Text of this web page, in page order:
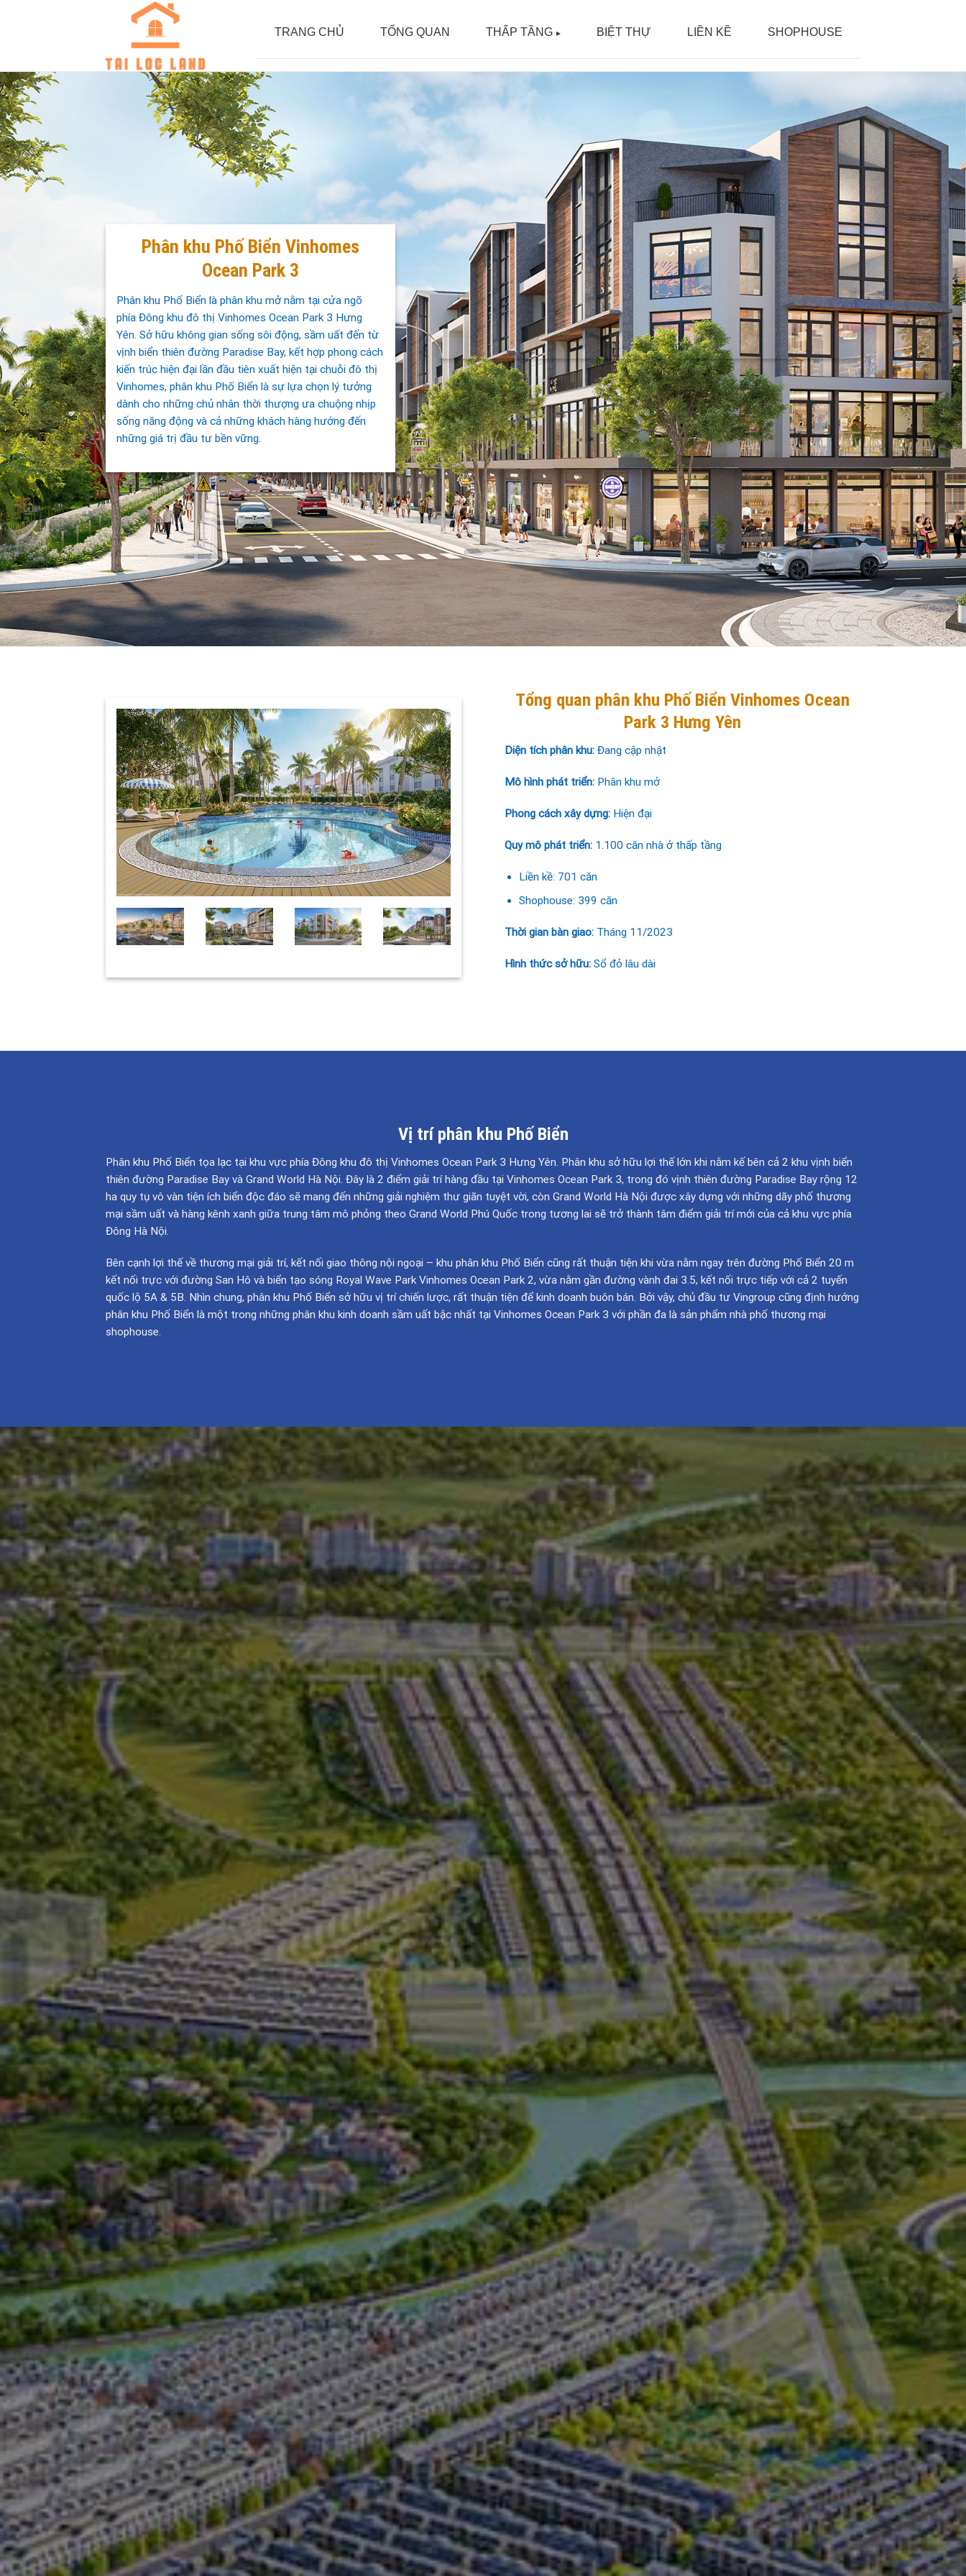
TRANG CHỦ TỔNG QUAN THẤP TẦNG BIỆT THỰ LIỀN KỀ SHOPHOUSE
Phân khu Phố Biển Vinhomes
Ocean Park 3
Phân khu Phố Biển là phân khu mở nằm tại cửa ngõ
phía Đông khu đô thị Vinhomes Ocean Park 3 Hưng
Yên. Sở hữu không gian sống sôi động, sầm uất đến từ
vịnh biển thiên đường Paradise Bay, kết hợp phong cách
kiến trúc hiện đại lần đầu tiên xuất hiện tại chuỗi đô thị
Vinhomes, phân khu Phố Biển là sự lựa chọn lý tưởng
dành cho những chủ nhân thời thượng ưa chuộng nhịp
sống năng động và cả những khách hàng hướng đến
những giá trị đầu tư bền vững.
Tổng quan phân khu Phố Biển Vinhomes Ocean
Park 3 Hưng Yên
Diện tích phân khu: Đang cập nhật
Mô hình phát triển: Phân khu mở
Phong cách xây dựng: Hiện đại
Quy mô phát triển: 1.100 căn nhà ở thấp tầng
Liền kề: 701 căn
Shophouse: 399 căn
Thời gian bàn giao: Tháng 11/2023
Hình thức sở hữu: Sổ đỏ lâu dài
Vị trí phân khu Phố Biển
Phân khu Phố Biển tọa lạc tại khu vực phía Đông khu đô thị Vinhomes Ocean Park 3 Hưng Yên. Phân khu sở hữu lợi thế lớn khi nằm kế bên cả 2 khu vịnh biển
thiên đường Paradise Bay và Grand World Hà Nội. Đây là 2 điểm giải trí hàng đầu tại Vinhomes Ocean Park 3, trong đó vịnh thiên đường Paradise Bay rộng 12
ha quy tụ vô vàn tiện ích biển độc đáo sẽ mang đến những giải nghiệm thư giãn tuyệt vời, còn Grand World Hà Nội được xây dựng với những dãy phố thương
mại sầm uất và hàng kênh xanh giữa trung tâm mô phỏng theo Grand World Phú Quốc trong tương lai sẽ trở thành tâm điểm giải trí mới của cả khu vực phía
Đông Hà Nội.
Bên cạnh lợi thế về thương mại giải trí, kết nối giao thông nội ngoại – khu phân khu Phố Biển cũng rất thuận tiện khi vừa nằm ngay trên đường Phố Biển 20 m
kết nối trực với đường San Hô và biển tạo sóng Royal Wave Park Vinhomes Ocean Park 2, vừa nằm gần đường vành đai 3.5, kết nối trực tiếp với cả 2 tuyến
quốc lộ 5A & 5B. Nhìn chung, phân khu Phố Biển sở hữu vị trí chiến lược, rất thuận tiện để kinh doanh buôn bán. Bởi vậy, chủ đầu tư Vingroup cũng định hướng
phân khu Phố Biển là một trong những phân khu kinh doanh sầm uất bậc nhất tại Vinhomes Ocean Park 3 với phần đa là sản phẩm nhà phố thương mại
shophouse.